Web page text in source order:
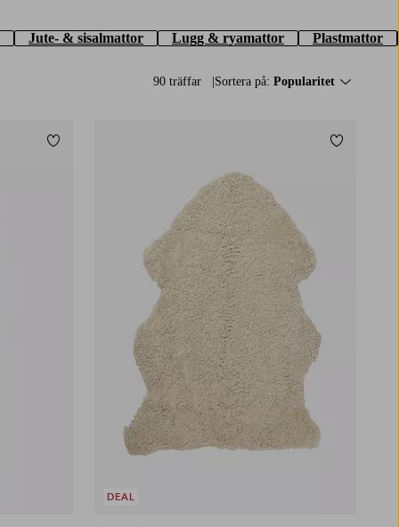
Jute- & sisalmattor Lugg & ryamattor Plastmattor
90 träffar Sortera på: Popularitet
Lägg till i favoriter
DEAL
Lägg till i